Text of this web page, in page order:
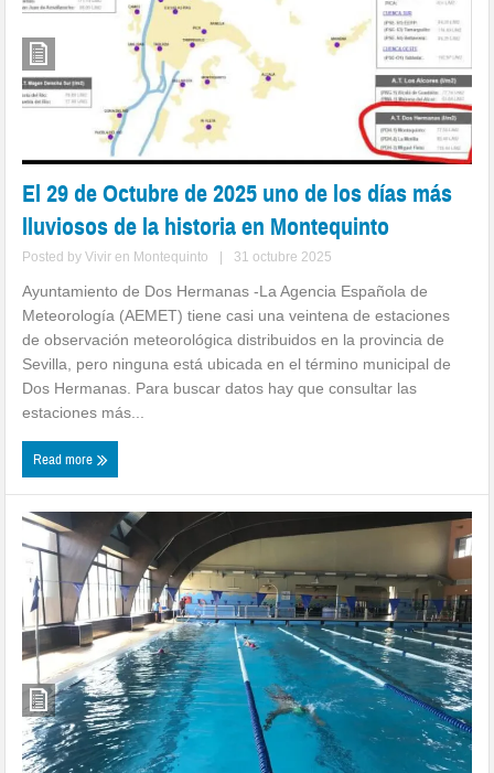
El 29 de Octubre de 2025 uno de los días más
lluviosos de la historia en Montequinto
Posted byVivir en Montequinto 31 octubre 2025
Ayuntamiento de Dos Hermanas -La Agencia Española de
Meteorología (AEMET) tiene casi una veintena de estaciones
de observación meteorológica distribuidos en la provincia de
Sevilla, pero ninguna está ubicada en el término municipal de
Dos Hermanas. Para buscar datos hay que consultar las
estaciones más...
Read more